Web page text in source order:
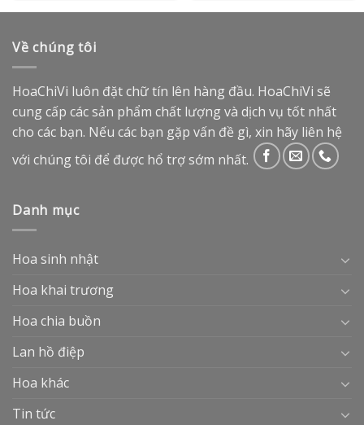
Về chúng tôi
HoaChiVi luôn đặt chữ tín lên hàng đầu. HoaChiVi sẽ
cung cấp các sản phẩm chất lượng và dịch vụ tốt nhất
cho các bạn. Nếu các bạn gặp vấn đề gì, xin hãy liên hệ
với chúng tôi để được hổ trợ sớm nhất.
Danh mục
Hoa sinh nhật
Hoa khai trương
Hoa chia buồn
Lan hồ điệp
Hoa khác
Tin tức